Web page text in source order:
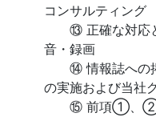
コンサルティング
⑬ 正確な対応と
音・録画
⑭ 情報誌への掲
の実施および当社
⑮ 前項①、②